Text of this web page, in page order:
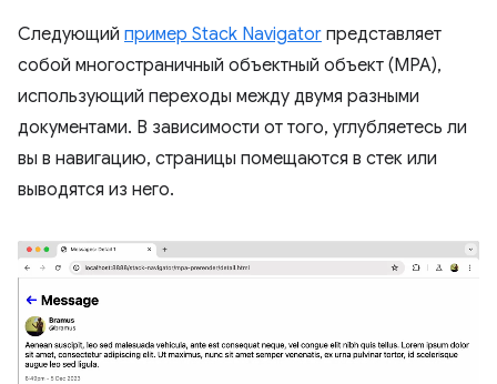
Следующий пример Stack Navigator представляет
собой многостраничный объектный объект (MPA),
использующий переходы между двумя разными
документами. В зависимости от того, углубляетесь ли
вы в навигацию, страницы помещаются в стек или
выводятся из него.